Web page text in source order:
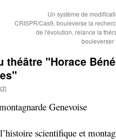
Un système de
CRISPR/Cas9, bouleverse la
de l'évolution, relance la
bouleverser
théâtre "Horace
Genevoise
scientifique et